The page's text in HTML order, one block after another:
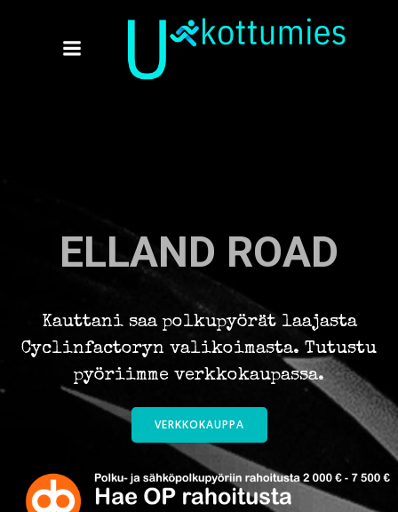
to
ELLAND ROAD
Kauttani saa polkupyörät laajasta
Cyclinfactoryn valikoimasta. Tutustu
pyöriimme verkkokaupassa.
VERKKOKAUPPA